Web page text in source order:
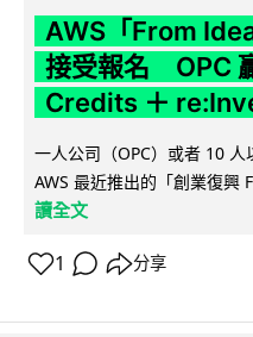
AWS「From
接受報名 OPC
Credits ＋
一人公司（OPC）或者 10
AWS 最近推出的「創業復
讀全文
1 分享